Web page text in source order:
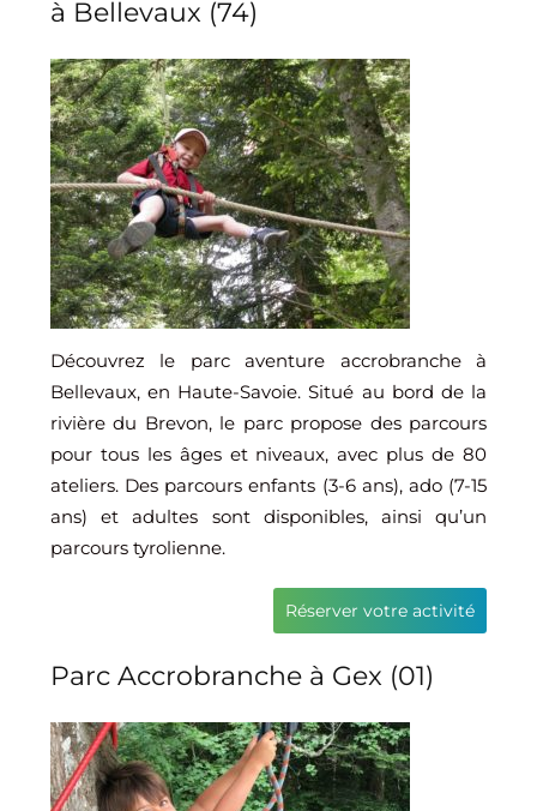
à Bellevaux (74)
Découvrez le parc aventure accrobranche à
Bellevaux, en Haute-Savoie. Situé au bord de la
rivière du Brevon, le parc propose des parcours
pour tous les âges et niveaux, avec plus de 80
ateliers. Des parcours enfants (3-6 ans), ado (7-15
ans) et adultes sont disponibles, ainsi qu’un
parcours tyrolienne.
Réserver votre activité
Parc Accrobranche à Gex (01)